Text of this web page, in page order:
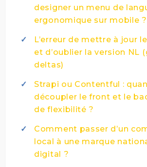
designer un menu de
ergonomique sur mobile ?
L’erreur de mettre à jour
et d’oublier la version NL
deltas)
Strapi ou Contentful :
découpler le front et le
de flexibilité ?
Comment passer d’un
local à une marque
digital ?